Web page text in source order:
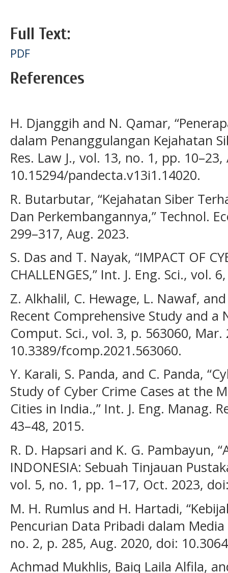
Full Text:
PDF
References
H. Djanggih and N. Qamar,
dalam Penanggulangan Kejahatan
Res. Law J., vol. 13, no. 1, pp.
10.15294/pandecta.v13i1.14020.
R. Butarbutar, “Kejahatan Siber
Dan Perkembangannya,” Technol.
299–317, Aug. 2023.
S. Das and T. Nayak, “IMPACT OF
CHALLENGES,” Int. J. Eng. Sci., vol.
Z. Alkhalil, C. Hewage, L. Nawaf,
Recent Comprehensive Study and a
Comput. Sci., vol. 3, p. 563060, Mar.
10.3389/fcomp.2021.563060.
Y. Karali, S. Panda, and C. Panda,
Study of Cyber Crime Cases at the
Cities in India.,” Int. J. Eng. Manag.
43–48, 2015.
R. D. Hapsari and K. G. Pambayun,
INDONESIA: Sebuah Tinjauan
vol. 5, no. 1, pp. 1–17, Oct. 2023,
M. H. Rumlus and H. Hartadi,
Pencurian Data Pribadi dalam
no. 2, p. 285, Aug. 2020, doi:
Achmad Mukhlis, Baiq Laila Alfila,